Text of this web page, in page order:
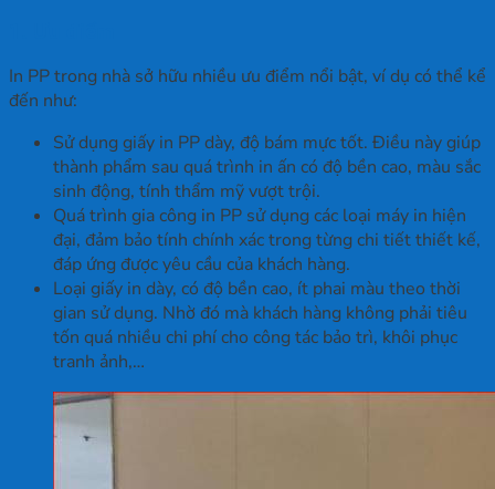
In PP trong nhà sở hữu nhiều ưu điểm nổi bật, ví dụ có thể kể
đến như:
Sử dụng giấy in PP dày, độ bám mực tốt. Điều này giúp
thành phẩm sau quá trình in ấn có độ bền cao, màu sắc
sinh động, tính thẩm mỹ vượt trội.
Quá trình gia công in PP sử dụng các loại máy in hiện
đại, đảm bảo tính chính xác trong từng chi tiết thiết kế,
đáp ứng được yêu cầu của khách hàng.
Loại giấy in dày, có độ bền cao, ít phai màu theo thời
gian sử dụng. Nhờ đó mà khách hàng không phải tiêu
tốn quá nhiều chi phí cho công tác bảo trì, khôi phục
tranh ảnh,…